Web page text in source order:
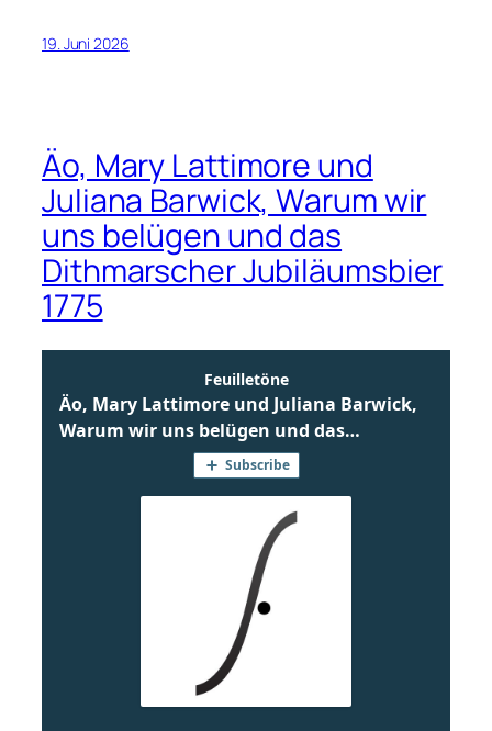
19. Juni 2026
Äo, Mary Lattimore und
Juliana Barwick, Warum wir
uns belügen und das
Dithmarscher Jubiläumsbier
1775